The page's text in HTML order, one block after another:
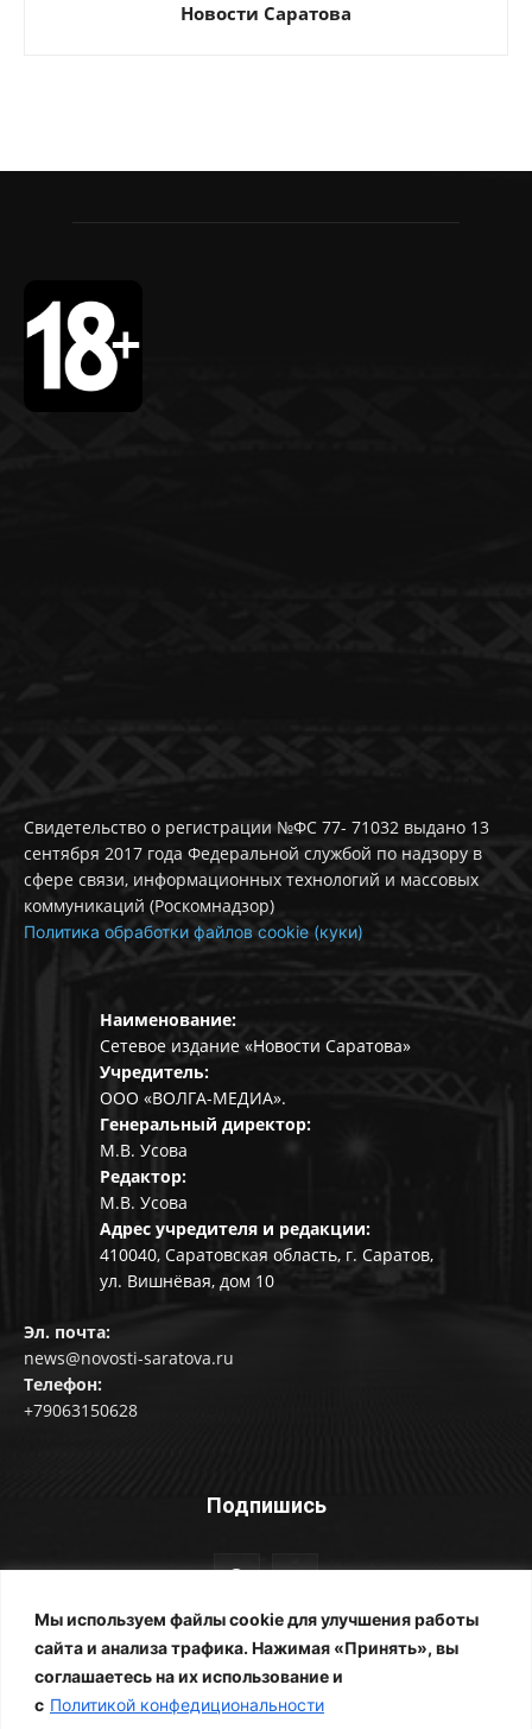
Мы используем файлы cookie для улучшения работы
сайта и анализа трафика. Нажимая «Принять», вы
соглашаетесь на их использование и
с Политикой конфедициональности
Новости Саратова
Свидетельство о регистрации №ФС 77- 71032 выдано 13
сентября 2017 года Федеральной службой по надзору в
сфере связи, информационных технологий и массовых
коммуникаций (Роскомнадзор)
Политика обработки файлов cookie (куки)
Наименование:
Сетевое издание «Новости Саратова»
Учредитель:
ООО «ВОЛГА-МЕДИА».
Генеральный директор:
М.В. Усова
Редактор:
М.В. Усова
Адрес учредителя и редакции:
410040, Саратовская область, г. Саратов,
ул. Вишнёвая, дом 10
Эл. почта:
news@novosti-saratova.ru
Телефон:
+79063150628
Подпишись
© Новости Саратова 2014-2025